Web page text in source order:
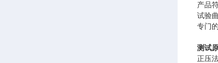
产品
试验
专门
测试
正压